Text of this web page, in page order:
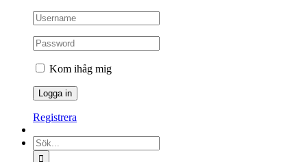
Kom ihåg mig
Registrera
Sök
efter: